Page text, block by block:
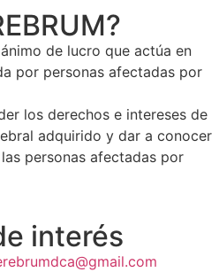
de lucro que actúa en
por personas afectadas por
los derechos e intereses de
adquirido y dar a conocer
personas afectadas por
interés